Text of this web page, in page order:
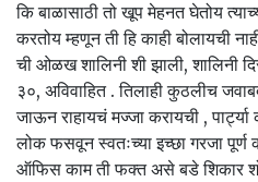
कि बाळासाठी तो खूप मेहनत घेतोय
करतोय म्हणून ती हि काही बोलायची
ची ओळख शालिनी शी झाली, शालिनी
३०, अविवाहित . तिलाही कुठलीच
जाऊन राहायचं मज्जा करायची ,
लोक फसवून स्वतःच्या इच्छा गरजा पूर्ण
ऑफिस काम ती फक्त असे बडे शिकार